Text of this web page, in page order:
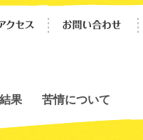
果 苦情について